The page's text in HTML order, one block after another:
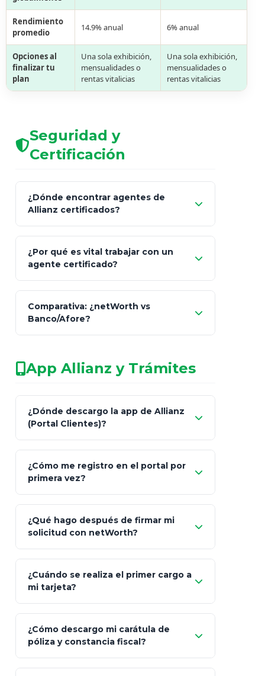
Rendimiento
promedio
14.9% anual 6% anual
Opciones al
finalizar tu
plan
Una sola exhibición,
mensualidades o
rentas vitalicias
Una sola exhibición,
mensualidades o
rentas vitalicias
Seguridad y
Certificación
¿Dónde encontrar agentes de
Allianz certificados?
Seguros y Fianzas (CNSF)
netWorth
patrimonio con asesores informales en
redes sociales.
¿Por qué es vital trabajar con un
agente certificado?
consultor técnico
legalmente facultado
Comparativa: ¿netWorth vs
Banco/Afore?
Característica netWorth (Certificado)
Fiscalidad Estrategia Art. 151 / 93
App Allianz y Trámites
¿Dónde descargo la app de Allianz
(Portal Clientes)?
Client"
App Store (iOS) Google Play
¿Cómo me registro en el portal por
primera vez?
Bienvenida
"¿Aún no tienes cuenta?
Regístrate"
¿Qué hago después de firmar mi
solicitud con netWorth?
¿Cuándo se realiza el primer cargo a
mi tarjeta?
¿Cómo descargo mi carátula de
póliza y constancia fiscal?